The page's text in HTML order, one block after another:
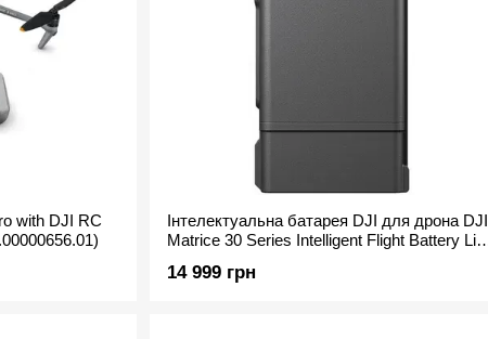
with DJI RC
Інтелектуальна батарея DJI для дрона DJI
Matrice 30 Series Intelligent Flight Battery Li-
14 999 грн